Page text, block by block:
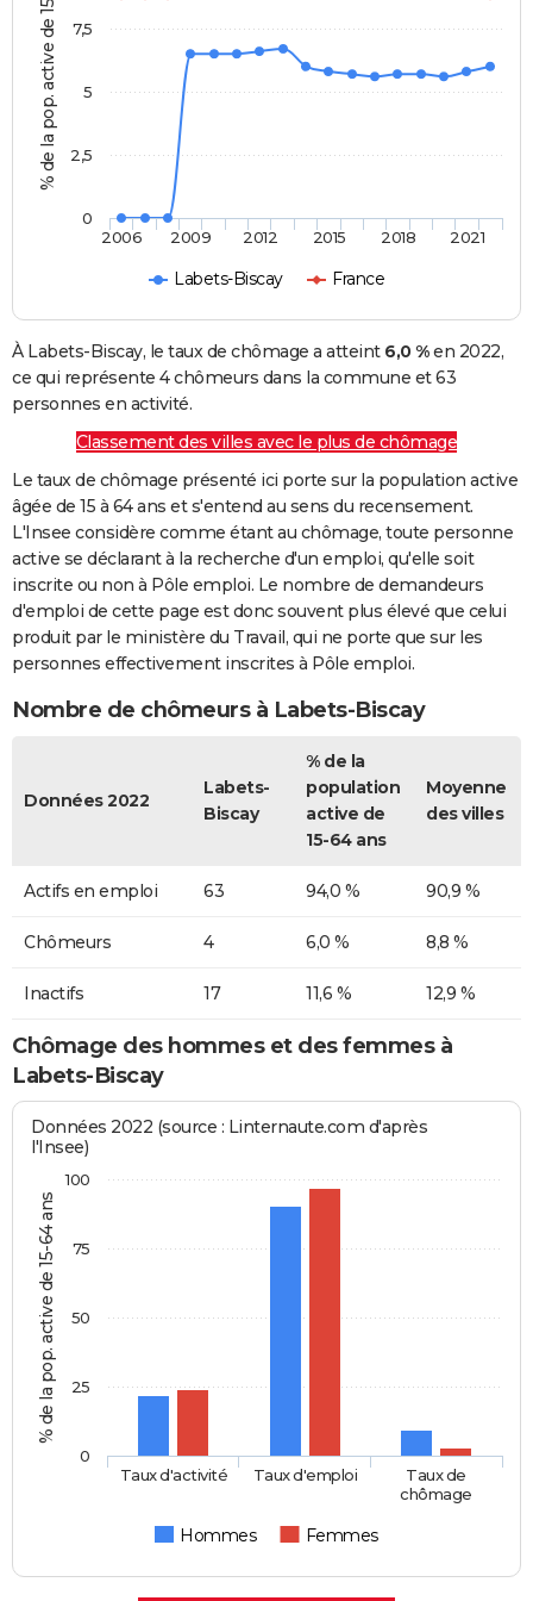
% de la pop. active de 15 - 64 ans
Labets-Biscay France
2006 2009 2012 2015 2018 2021
0
2,5
5
7,5
À Labets-Biscay, le taux de chômage a atteint 6,0 %en 2022,
ce qui représente 4 chômeurs dans la commune et 63
personnes en activité.
Classement des villes avec le plus de chômage
Le taux de chômage présenté ici porte sur la population active
âgée de 15 à 64 ans et s'entend au sens du recensement.
L'Insee considère comme étant au chômage, toute personne
active se déclarant à la recherche d'un emploi, qu'elle soit
inscrite ou non à Pôle emploi. Le nombre de demandeurs
d'emploi de cette page est donc souvent plus élevé que celui
produit par le ministère du Travail, qui ne porte que sur les
personnes effectivement inscrites à Pôle emploi.
Nombre de chômeurs à Labets-Biscay
Données 2022
Labets-
Biscay
% de la
population
active de
15-64 ans
Moyenne
des villes
Actifs en emploi 63 94,0 % 90,9 %
Chômeurs 4 6,0 % 8,8 %
Inactifs 17 11,6 % 12,9 %
Chômage des hommes et des femmes à
Labets-Biscay
% de la pop. active de 15-64 ans
Données 2022 (source : Linternaute.com d'après
l'Insee)
Hommes Femmes
Taux d'activité Taux d'emploi
Taux de
chômage
0
25
50
75
100